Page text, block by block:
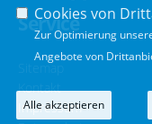
Service
Sitemap
Kontakt
Impressum
Cookies von
Zur Optimierung
Angebote von
Alle akzeptieren